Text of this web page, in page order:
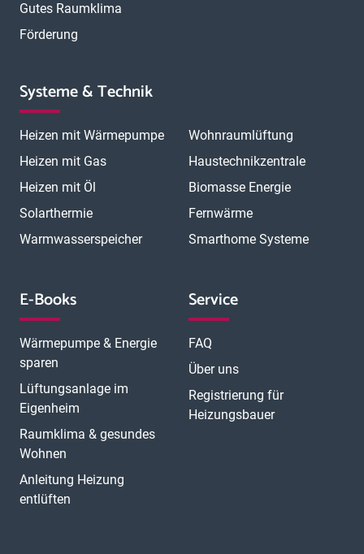
Gutes Raumklima
Förderung
Systeme & Technik
Heizen mit Wärmepumpe
Heizen mit Gas
Heizen mit Öl
Solarthermie
Warmwasserspeicher
Wohnraumlüftung
Haustechnikzentrale
Biomasse Energie
Fernwärme
Smarthome Systeme
E-Books
Wärmepumpe & Energie
sparen
Lüftungsanlage im
Eigenheim
Raumklima & gesundes
Wohnen
Anleitung Heizung
entlüften
Service
FAQ
Über uns
Registrierung für
Heizungsbauer